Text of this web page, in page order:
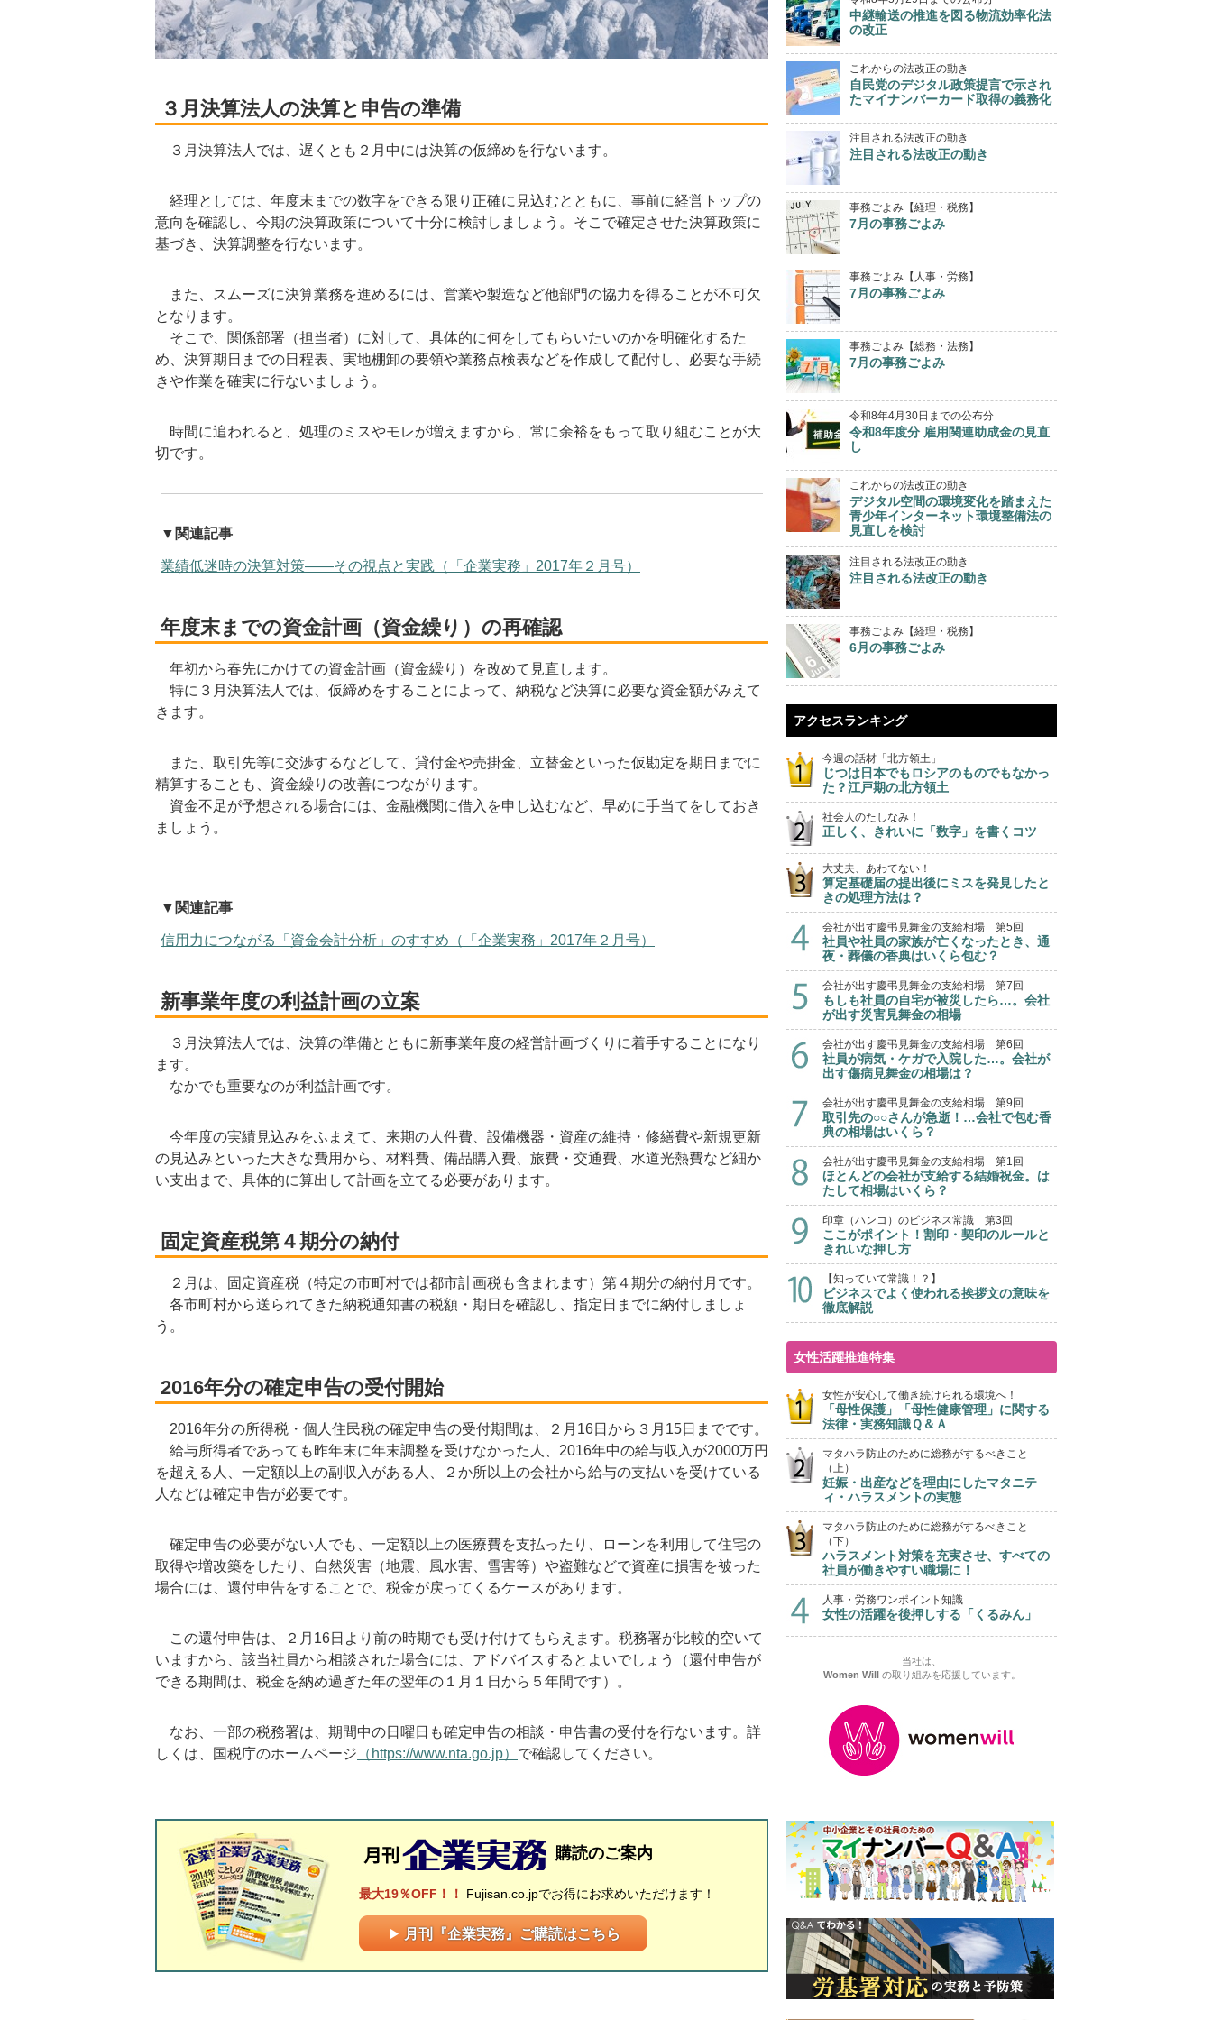
３月決算法人の決算と申告の準備
３月決算法人では、遅くとも２月中には決算の仮締めを行ないます。
経理としては、年度末までの数字をできる限り正確に見込むとともに、事前に経営トップの
意向を確認し、今期の決算政策について十分に検討しましょう。そこで確定させた決算政策に
基づき、決算調整を行ないます。
また、スムーズに決算業務を進めるには、営業や製造など他部門の協力を得ることが不可欠
となります。
そこで、関係部署（担当者）に対して、具体的に何をしてもらいたいのかを明確化するた
め、決算期日までの日程表、実地棚卸の要領や業務点検表などを作成して配付し、必要な手続
きや作業を確実に行ないましょう。
時間に追われると、処理のミスやモレが増えますから、常に余裕をもって取り組むことが大
切です。
▼関連記事
業績低迷時の決算対策――その視点と実践（「企業実務」2017年２月号）
年度末までの資金計画（資金繰り）の再確認
年初から春先にかけての資金計画（資金繰り）を改めて見直します。
特に３月決算法人では、仮締めをすることによって、納税など決算に必要な資金額がみえて
きます。
また、取引先等に交渉するなどして、貸付金や売掛金、立替金といった仮勘定を期日までに
精算することも、資金繰りの改善につながります。
資金不足が予想される場合には、金融機関に借入を申し込むなど、早めに手当てをしておき
ましょう。
▼関連記事
信用力につながる「資金会計分析」のすすめ（「企業実務」2017年２月号）
新事業年度の利益計画の立案
３月決算法人では、決算の準備とともに新事業年度の経営計画づくりに着手することになり
ます。
なかでも重要なのが利益計画です。
今年度の実績見込みをふまえて、来期の人件費、設備機器・資産の維持・修繕費や新規更新
の見込みといった大きな費用から、材料費、備品購入費、旅費・交通費、水道光熱費など細か
い支出まで、具体的に算出して計画を立てる必要があります。
固定資産税第４期分の納付
２月は、固定資産税（特定の市町村では都市計画税も含まれます）第４期分の納付月です。
各市町村から送られてきた納税通知書の税額・期日を確認し、指定日までに納付しましょ
う。
2016年分の確定申告の受付開始
2016年分の所得税・個人住民税の確定申告の受付期間は、２月16日から３月15日までです。
給与所得者であっても昨年末に年末調整を受けなかった人、2016年中の給与収入が2000万円
を超える人、一定額以上の副収入がある人、２か所以上の会社から給与の支払いを受けている
人などは確定申告が必要です。
確定申告の必要がない人でも、一定額以上の医療費を支払ったり、ローンを利用して住宅の
取得や増改築をしたり、自然災害（地震、風水害、雪害等）や盗難などで資産に損害を被った
場合には、還付申告をすることで、税金が戻ってくるケースがあります。
この還付申告は、２月16日より前の時期でも受け付けてもらえます。税務署が比較的空いて
いますから、該当社員から相談された場合には、アドバイスするとよいでしょう（還付申告が
できる期間は、税金を納め過ぎた年の翌年の１月１日から５年間です）。
なお、一部の税務署は、期間中の日曜日も確定申告の相談・申告書の受付を行ないます。詳
しくは、国税庁のホームページ （https://www.nta.go.jp） で確認してください。
購読のご案内
最大19％OFF！！ Fujisan.co.jpでお得にお求めいただけます！
月刊『企業実務』ご購読はこちら
中継輸送の推進を図る物流効率化法
の改正
これからの法改正の動き
自民党のデジタル政策提言で示され
たマイナンバーカード取得の義務化
注目される法改正の動き
注目される法改正の動き
事務ごよみ【経理・税務】
7月の事務ごよみ
事務ごよみ【人事・労務】
7月の事務ごよみ
事務ごよみ【総務・法務】
7月の事務ごよみ
令和8年4月30日までの公布分
令和8年度分 雇用関連助成金の見直
し
これからの法改正の動き
デジタル空間の環境変化を踏まえた
青少年インターネット環境整備法の
見直しを検討
注目される法改正の動き
注目される法改正の動き
事務ごよみ【経理・税務】
6月の事務ごよみ
アクセスランキング
今週の話材「北方領土」
じつは日本でもロシアのものでもなかっ
た？江戸期の北方領土
社会人のたしなみ！
正しく、きれいに「数字」を書くコツ
大丈夫、あわてない！
算定基礎届の提出後にミスを発見したと
きの処理方法は？
会社が出す慶弔見舞金の支給相場 第5回
社員や社員の家族が亡くなったとき、通
夜・葬儀の香典はいくら包む？
会社が出す慶弔見舞金の支給相場 第7回
もしも社員の自宅が被災したら…。会社
が出す災害見舞金の相場
会社が出す慶弔見舞金の支給相場 第6回
社員が病気・ケガで入院した…。会社が
出す傷病見舞金の相場は？
会社が出す慶弔見舞金の支給相場 第9回
取引先の○○さんが急逝！…会社で包む香
典の相場はいくら？
会社が出す慶弔見舞金の支給相場 第1回
ほとんどの会社が支給する結婚祝金。は
たして相場はいくら？
印章（ハンコ）のビジネス常識 第3回
ここがポイント！割印・契印のルールと
きれいな押し方
【知っていて常識！？】
ビジネスでよく使われる挨拶文の意味を
徹底解説
女性活躍推進特集
女性が安心して働き続けられる環境へ！
「母性保護」「母性健康管理」に関する
法律・実務知識Ｑ＆Ａ
マタハラ防止のために総務がするべきこと
（上）
妊娠・出産などを理由にしたマタニテ
ィ・ハラスメントの実態
マタハラ防止のために総務がするべきこと
（下）
ハラスメント対策を充実させ、すべての
社員が働きやすい職場に！
人事・労務ワンポイント知識
女性の活躍を後押しする「くるみん」
当社は、
Women Willの取り組みを応援しています。